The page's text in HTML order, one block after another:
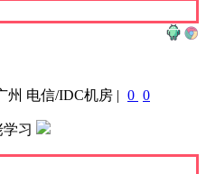
州 电信/IDC机房 0 0
习